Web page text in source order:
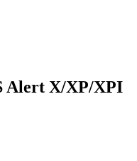
Alert X/XP/XPI